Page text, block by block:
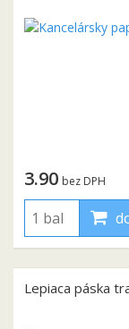
3.90 bez DPH
Lepiaca páska